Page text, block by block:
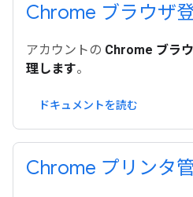
Chrome ブラウザ
アカウントの Chrome ブラ
理します。
ドキュメントを読む
Chrome プリンタ